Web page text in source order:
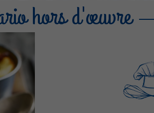
hors d'œuvre